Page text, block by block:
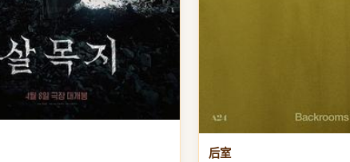
后室